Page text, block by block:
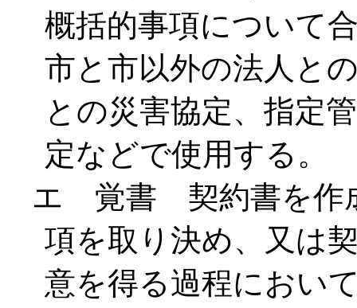
概括的事項について
市と市以外の法人と
との災害協定、指定
定などで使用する。
エ 覚書 契約書を作
項を取り決め、又は
意を得る過程におい